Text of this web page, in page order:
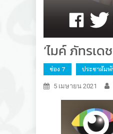
‘ไมค์ ภัทรเ
ช่อง 7 ประชาสัมพั
5 เมษายน 2021